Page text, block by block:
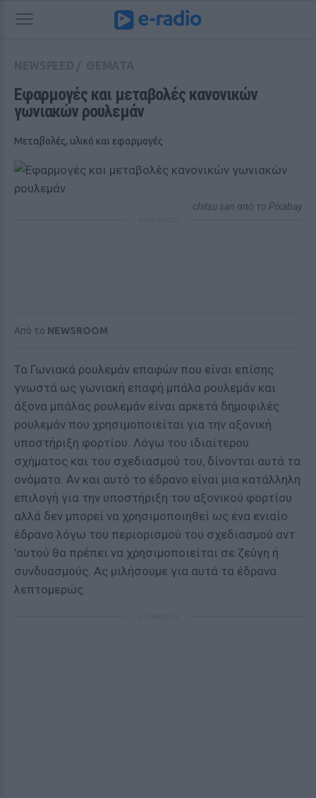
Εφαρμογές και μεταβολές κανονικών
γωνιακών ρουλεμάν
Μεταβολές, υλικό και εφαρμογές
chitsu san από το Pixabay
Από το NEWSROOM
Τα Γωνιακά ρουλεμάν επαφών που είναι επίσης
γνωστά ως γωνιακή επαφή μπάλα ρουλεμάν και
άξονα μπάλας ρουλεμάν είναι αρκετά δημοφιλές
ρουλεμάν που χρησιμοποιείται για την αξονική
υποστήριξη φορτίου. Λόγω του ιδιαίτερου
σχήματος και του σχεδιασμού του, δίνονται αυτά τα
ονόματα. Αν και αυτό το έδρανο είναι μια κατάλληλη
επιλογή για την υποστήριξη του αξονικού φορτίου
αλλά δεν μπορεί να χρησιμοποιηθεί ως ένα ενιαίο
έδρανο λόγω του περιορισμού του σχεδιασμού αντ
'αυτού θα πρέπει να χρησιμοποιείται σε ζεύγη ή
συνδυασμούς. Ας μιλήσουμε για αυτά τα έδρανα
λεπτομερώς.